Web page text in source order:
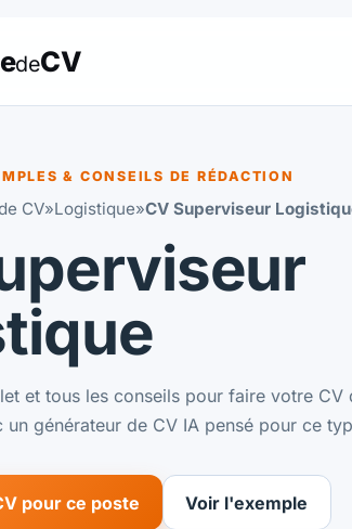
deCV
& CONSEILS DE RÉDACTION
CV»Logistique»CV Superviseur
et tous les conseils pour faire votre CV
un générateur de CV IA pensé pour ce
pour ce poste Voir l'exemple